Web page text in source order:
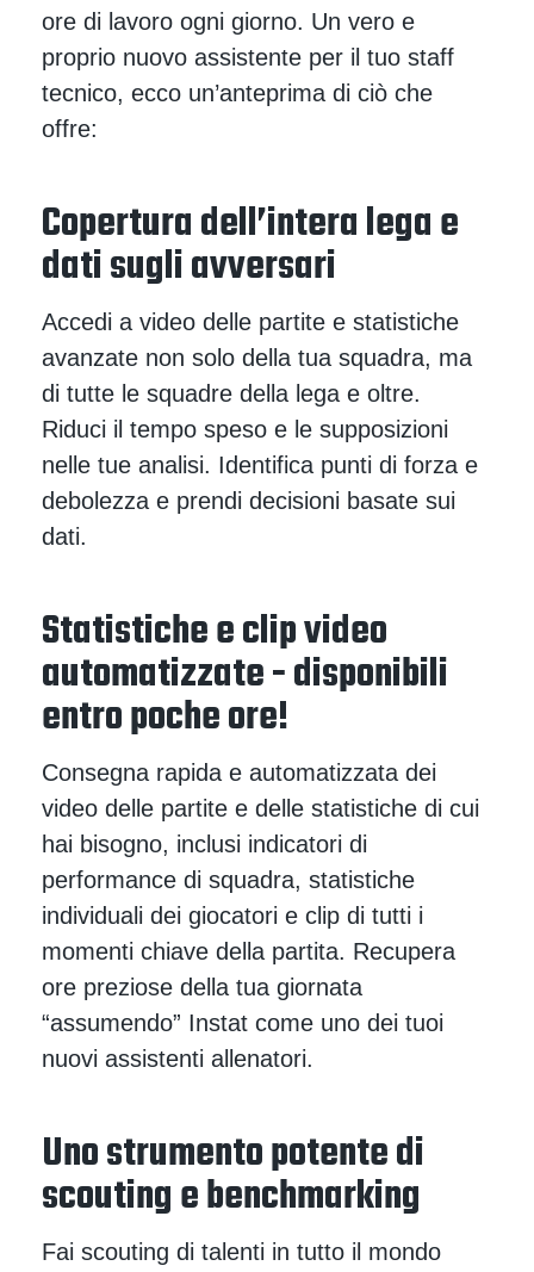
ore di lavoro ogni giorno. Un vero e
proprio nuovo assistente per il tuo staff
tecnico, ecco un’anteprima di ciò che
offre:
Copertura dell’intera lega e
dati sugli avversari
Accedi a video delle partite e statistiche
avanzate non solo della tua squadra, ma
di tutte le squadre della lega e oltre.
Riduci il tempo speso e le supposizioni
nelle tue analisi. Identifica punti di forza e
debolezza e prendi decisioni basate sui
dati.
Statistiche e clip video
automatizzate - disponibili
entro poche ore!
Consegna rapida e automatizzata dei
video delle partite e delle statistiche di cui
hai bisogno, inclusi indicatori di
performance di squadra, statistiche
individuali dei giocatori e clip di tutti i
momenti chiave della partita. Recupera
ore preziose della tua giornata
“assumendo” Instat come uno dei tuoi
nuovi assistenti allenatori.
Uno strumento potente di
scouting e benchmarking
Fai scouting di talenti in tutto il mondo